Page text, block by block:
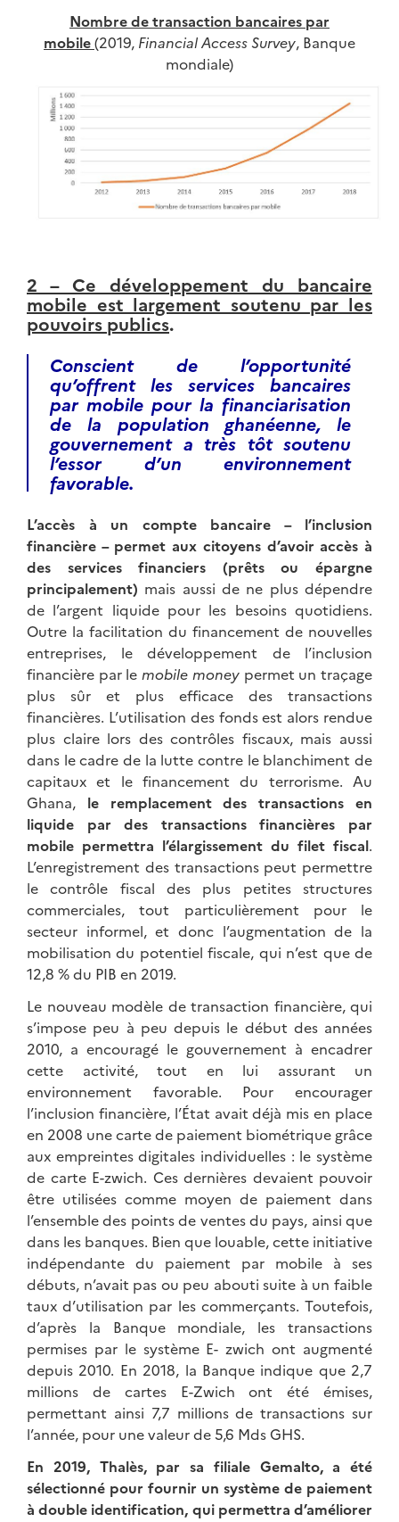
Nombre de transaction bancaires par
mobile(2019, Financial Access Survey, Banque
mondiale)
2 – Ce développement du bancaire
mobile est largement soutenu par les
pouvoirs publics.
Conscient de l’opportunité
qu’offrent les services bancaires
par mobile pour la financiarisation
de la population ghanéenne, le
gouvernement a très tôt soutenu
l’essor d’un environnement
favorable.
L’accès à un compte bancaire – l’inclusion
financière – permet aux citoyens d’avoir accès à
des services financiers (prêts ou épargne
principalement) mais aussi de ne plus dépendre
de l’argent liquide pour les besoins quotidiens.
Outre la facilitation du financement de nouvelles
entreprises, le développement de l’inclusion
financière par le mobile moneypermet un traçage
plus sûr et plus efficace des transactions
financières. L’utilisation des fonds est alors rendue
plus claire lors des contrôles fiscaux, mais aussi
dans le cadre de la lutte contre le blanchiment de
capitaux et le financement du terrorisme. Au
Ghana, le remplacement des transactions en
liquide par des transactions financières par
mobile permettra l’élargissement du filet fiscal.
L’enregistrement des transactions peut permettre
le contrôle fiscal des plus petites structures
commerciales, tout particulièrement pour le
secteur informel, et donc l’augmentation de la
mobilisation du potentiel fiscale, qui n’est que de
12,8 % du PIB en 2019.
Le nouveau modèle de transaction financière, qui
s’impose peu à peu depuis le début des années
2010, a encouragé le gouvernement à encadrer
cette activité, tout en lui assurant un
environnement favorable. Pour encourager
l’inclusion financière, l’État avait déjà mis en place
en 2008 une carte de paiement biométrique grâce
aux empreintes digitales individuelles : le système
de carte E-zwich. Ces dernières devaient pouvoir
être utilisées comme moyen de paiement dans
l’ensemble des points de ventes du pays, ainsi que
dans les banques. Bien que louable, cette initiative
indépendante du paiement par mobile à ses
débuts, n’avait pas ou peu abouti suite à un faible
taux d’utilisation par les commerçants. Toutefois,
d’après la Banque mondiale, les transactions
permises par le système E- zwich ont augmenté
depuis 2010. En 2018, la Banque indique que 2,7
millions de cartes E-Zwich ont été émises,
permettant ainsi 7,7 millions de transactions sur
l’année, pour une valeur de 5,6 Mds GHS.
En 2019, Thalès, par sa filiale Gemalto, a été
sélectionné pour fournir un système de paiement
à double identification, qui permettra d’améliorer